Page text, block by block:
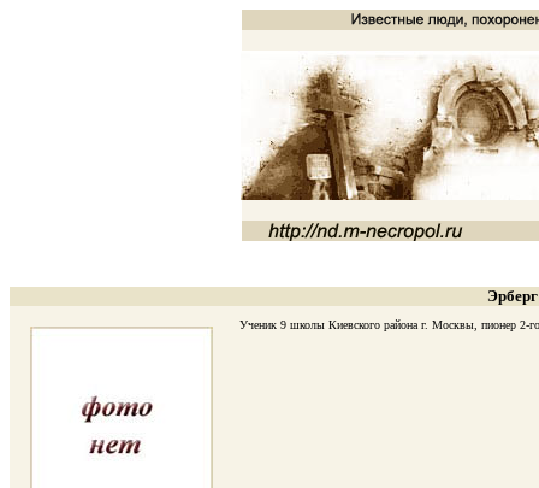
Ученик 9 школы Киевского района г. Москвы, пионер 2-